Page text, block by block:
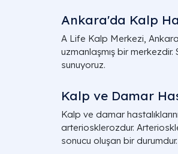
Ankara'da Kalp
A Life Kalp Merkezi,
uzmanlaşmış bir
sunuyoruz.
Kalp ve Damar
Kalp ve damar
arteriosklerozdur.
sonucu oluşan bir durumdur.